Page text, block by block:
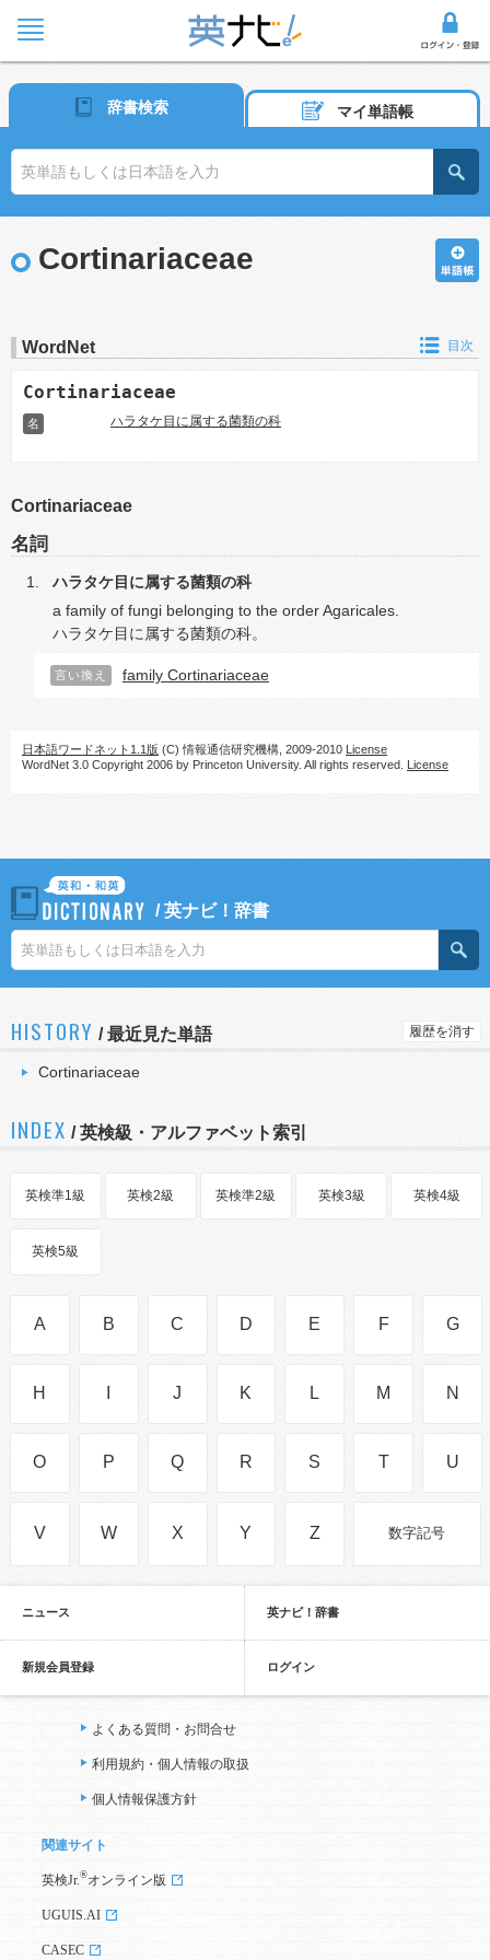
辞書検索 マイ単語帳
Cortinariaceae
WordNet 目次
Cortinariaceae
名 ハラタケ目に属する菌類の科
Cortinariaceae
名詞
ハラタケ目に属する菌類の科
a family of fungi belonging to the order Agaricales.
ハラタケ目に属する菌類の科。
言い換え family Cortinariaceae
日本語ワードネット1.1版 (C) 情報通信研究機構, 2009-2010 License
WordNet 3.0 Copyright 2006 by Princeton University. All rights reserved. License
/英ナビ！辞書
HISTORY /最近見た単語 履歴を消す
Cortinariaceae
INDEX / 英検級・アルファベット索引
英検準1級 英検2級 英検準2級 英検3級 英検4級
英検5級
A B C D E F G
H J K L M N
O P Q R S T U
V W X Y Z 数字記号
ニュース 英ナビ！辞書
新規会員登録 ログイン
よくある質問・お問合せ
利用規約・個人情報の取扱
個人情報保護方針
関連サイト
英検Jr. ®オンライン版
UGUIS.AI
CASEC